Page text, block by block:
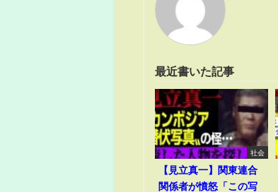
最近書いた記事
社会
【見立真一】関東連合
関係者が憤怒「この写